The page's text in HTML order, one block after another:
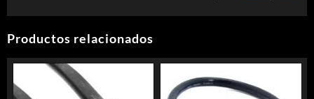
Productos relacionados